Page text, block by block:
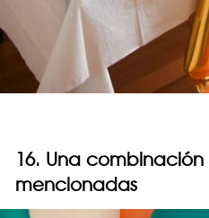
16. Una
mencionadas